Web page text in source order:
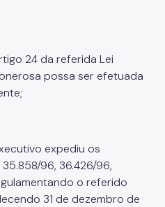
24 da referida Lei
possa ser efetuada
expediu os
96, 36.426/96,
o referido
31 de dezembro de